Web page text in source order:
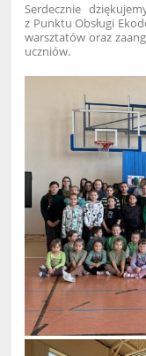
Serdecznie
z Punktu Obsługi
warsztatów oraz
uczniów.